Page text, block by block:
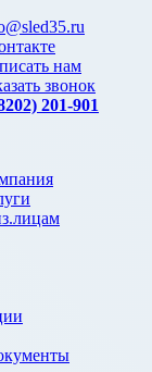
нам
звонок
201-901